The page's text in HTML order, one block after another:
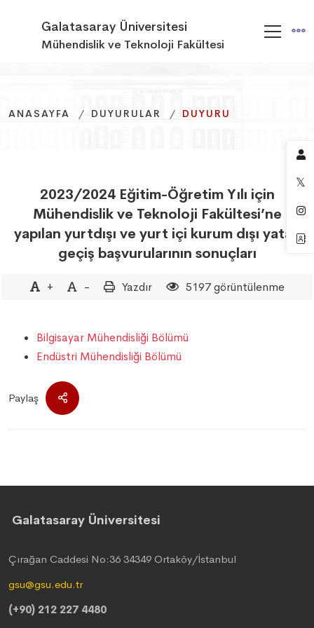
Galatasaray Üniversitesi
Mühendislik ve Teknoloji Fakültesi
ANASAYFA DUYURULAR DUYURU
ANASAYFA DUYURULAR DUYURU
ANASAYFA DUYURULAR DUYURU
2023/2024 Eğitim-Öğretim Yılı için
Mühendislik ve Teknoloji Fakültesi’ne
yapılan yurtdışı ve yurt içi kurum dışı yatay
geçiş başvurularının sonuçları
+ - Yazdır 5197 görüntülenme
Bilgisayar Mühendisliği Bölümü
Endüstri Mühendisliği Bölümü
Paylaş
Galatasaray Üniversitesi
Çırağan Caddesi No:36 34349 Ortaköy/İstanbul
gsu@gsu.edu.tr
(+90) 212 227 4480